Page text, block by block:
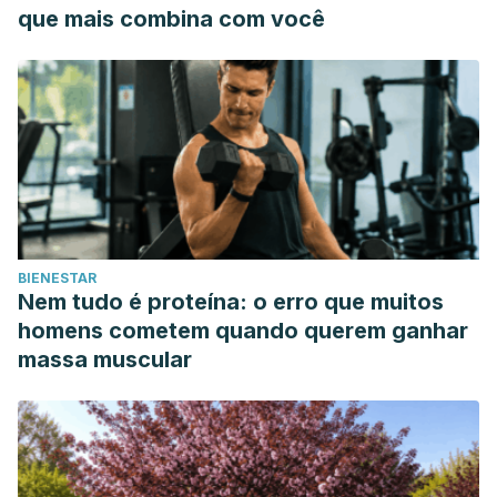
https://www.sciencedirect.com/science/article/abs/pii/
C., Myers, R. W., Huggins, D. J., Steegborn, C., Miranda, I.
C., Meinke, P. T., Buck, J., & Levin, L. R. (2023). On-demand
male contraception via acute inhibition of soluble adenylyl
cyclase.Nature Communications, 14, 637.
https://www.nature.com/articles/s41467-023-36119-6
Hernández, R. D., & Marván, M. L. (2015). La vasectomía
desde una perspectiva psicosocial.Perinatología y
Reproducción Humana
https://www.sciencedirect.com/science/article/pii/
Jacobstein, R., Radloff, S., Khan, F., Mimno, K., Pal, M.,
But Not Out: Vasectomy Is Faring Poorly Almost
Everywhere-We Can Do Better To Make It A True Method
Option.Global Health, Science and Practice,11(1),
que mais combina com você
BIENESTAR
Nem tudo é proteína: o erro que muitos
homens cometem quando querem ganhar
massa muscular